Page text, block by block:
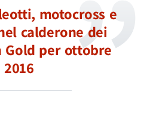
motocross e
calderone dei
Gold per ottobre
2016